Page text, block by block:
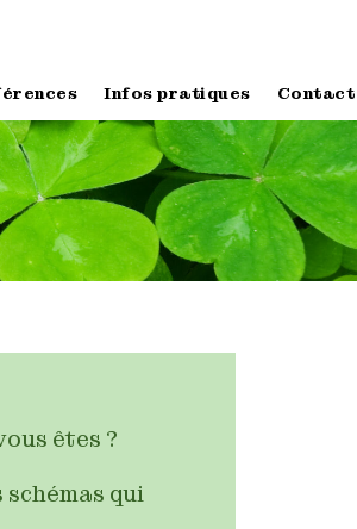
Infos pratiques Contact
êtes ?
schémas qui